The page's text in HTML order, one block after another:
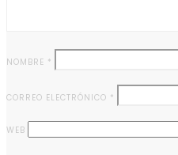
NOMBRE *
CORREO ELECTRÓNICO *
WEB